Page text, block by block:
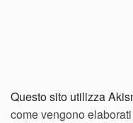
Questo sito utilizza
come vengono